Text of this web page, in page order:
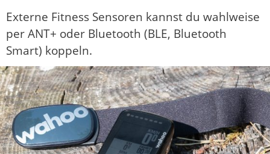
Externe Fitness Sensoren kannst du wahlweise
per ANT+ oder Bluetooth (BLE, Bluetooth
Smart) koppeln.